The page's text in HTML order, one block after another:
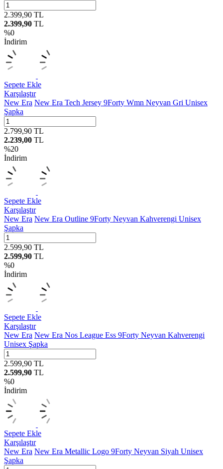
2.399,90 TL
2.399,90 TL
%0
İndirim
Sepete Ekle
Karşılaştır
New Era New Era Tech Jersey 9Forty Wmn Neyvan Gri Unisex
Şapka
2.799,90 TL
2.239,00 TL
%20
İndirim
Sepete Ekle
Karşılaştır
New Era New Era Outline 9Forty Neyvan Kahverengi Unisex
Şapka
2.599,90 TL
2.599,90 TL
%0
İndirim
Sepete Ekle
Karşılaştır
New Era New Era Nos League Ess 9Forty Neyvan Kahverengi
Unisex Şapka
2.599,90 TL
2.599,90 TL
%0
İndirim
Sepete Ekle
Karşılaştır
New Era New Era Metallic Logo 9Forty Neyvan Siyah Unisex
Şapka